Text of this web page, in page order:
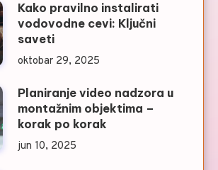
Kako pravilno instalirati
vodovodne cevi: Ključni
saveti
oktobar 29, 2025
Planiranje video nadzora u
montažnim objektima –
korak po korak
jun 10, 2025